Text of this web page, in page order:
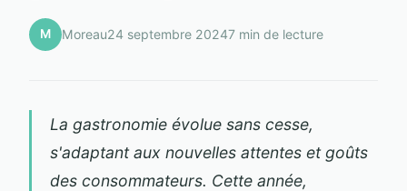
M Moreau24 septembre 20247 min de lecture
La gastronomie évolue sans cesse,
s'adaptant aux nouvelles attentes et goûts
des consommateurs. Cette année,